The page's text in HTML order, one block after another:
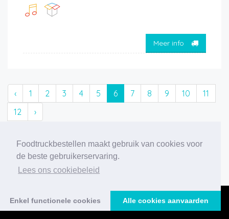
Foodtruckbestellen maakt gebruik van cookies voor
de beste gebruikerservaring.
Lees ons cookiebeleid
Enkel functionele cookies Alle cookies aanvaarden
Meer info
‹ 1 2 3 4 5 6 7 8 9 10
11
12
›
229 foodtrucks gevonden